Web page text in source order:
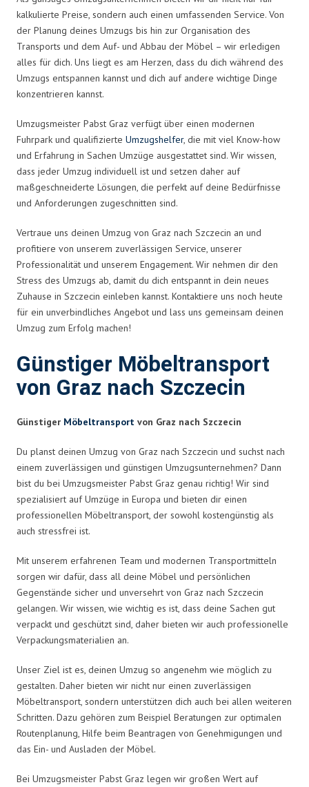
kalkulierte Preise, sondern auch einen umfassenden Service. Von
der Planung deines Umzugs bis hin zur Organisation des
Transports und dem Auf- und Abbau der Möbel – wir erledigen
alles für dich. Uns liegt es am Herzen, dass du dich während des
Umzugs entspannen kannst und dich auf andere wichtige Dinge
konzentrieren kannst.
Umzugsmeister Pabst Graz verfügt über einen modernen
Fuhrpark und qualifizierte Umzugshelfer, die mit viel Know-how
und Erfahrung in Sachen Umzüge ausgestattet sind. Wir wissen,
dass jeder Umzug individuell ist und setzen daher auf
maßgeschneiderte Lösungen, die perfekt auf deine Bedürfnisse
und Anforderungen zugeschnitten sind.
Vertraue uns deinen Umzug von Graz nach Szczecin an und
profitiere von unserem zuverlässigen Service, unserer
Professionalität und unserem Engagement. Wir nehmen dir den
Stress des Umzugs ab, damit du dich entspannt in dein neues
Zuhause in Szczecin einleben kannst. Kontaktiere uns noch heute
für ein unverbindliches Angebot und lass uns gemeinsam deinen
Umzug zum Erfolg machen!
Günstiger Möbeltransport
von Graz nach Szczecin
Günstiger Möbeltransport von Graz nach Szczecin
Du planst deinen Umzug von Graz nach Szczecin und suchst nach
einem zuverlässigen und günstigen Umzugsunternehmen? Dann
bist du bei Umzugsmeister Pabst Graz genau richtig! Wir sind
spezialisiert auf Umzüge in Europa und bieten dir einen
professionellen Möbeltransport, der sowohl kostengünstig als
auch stressfrei ist.
Mit unserem erfahrenen Team und modernen Transportmitteln
sorgen wir dafür, dass all deine Möbel und persönlichen
Gegenstände sicher und unversehrt von Graz nach Szczecin
gelangen. Wir wissen, wie wichtig es ist, dass deine Sachen gut
verpackt und geschützt sind, daher bieten wir auch professionelle
Verpackungsmaterialien an.
Unser Ziel ist es, deinen Umzug so angenehm wie möglich zu
gestalten. Daher bieten wir nicht nur einen zuverlässigen
Möbeltransport, sondern unterstützen dich auch bei allen weiteren
Schritten. Dazu gehören zum Beispiel Beratungen zur optimalen
Routenplanung, Hilfe beim Beantragen von Genehmigungen und
das Ein- und Ausladen der Möbel.
Bei Umzugsmeister Pabst Graz legen wir großen Wert auf